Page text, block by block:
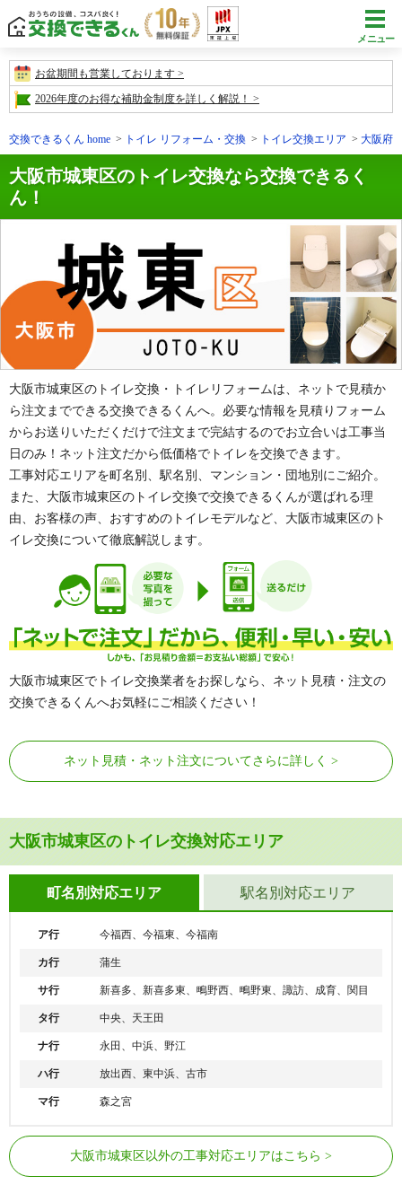
メニュー
お盆期間も営業しております
2026年度のお得な補助金制度を詳しく解説！
交換できるくん home トイレ リフォーム・交換 トイレ交換エリア 大阪府
大阪市城東区のトイレ交換なら交換できるく
ん！
大阪市城東区のトイレ交換・トイレリフォームは、ネットで見積か
ら注文までできる交換できるくんへ。必要な情報を見積りフォーム
からお送りいただくだけで注文まで完結するのでお立合いは工事当
日のみ！ネット注文だから低価格でトイレを交換できます。
工事対応エリアを町名別、駅名別、マンション・団地別にご紹介。
また、大阪市城東区のトイレ交換で交換できるくんが選ばれる理
由、お客様の声、おすすめのトイレモデルなど、大阪市城東区のト
イレ交換について徹底解説します。
大阪市城東区でトイレ交換業者をお探しなら、ネット見積・注文の
交換できるくんへお気軽にご相談ください！
ネット見積・ネット注文についてさらに詳しく
大阪市城東区のトイレ交換対応エリア
町名別対応エリア
ア行 今福西、今福東、今福南
カ行 蒲生
サ行 新喜多、新喜多東、鴫野西、鴫野東、諏訪、成育、関目
タ行 中央、天王田
ナ行 永田、中浜、野江
ハ行 放出西、東中浜、古市
マ行 森之宮
駅名別対応エリア
JR大阪環状線 京橋駅、大阪城公園駅
京橋駅、鴫野駅
大阪市城東区以外の工事対応エリアはこちら